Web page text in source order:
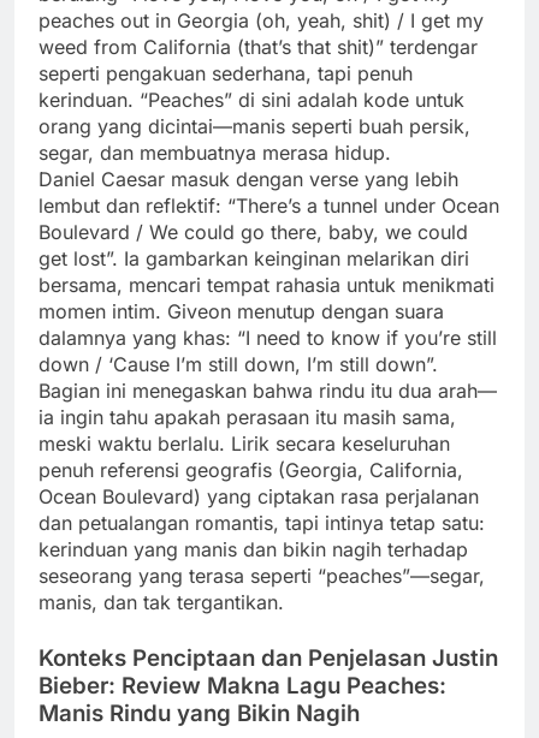
peaches out in Georgia (oh, yeah, shit) / I get my
weed from California (that’s that shit)” terdengar
seperti pengakuan sederhana, tapi penuh
kerinduan. “Peaches” di sini adalah kode untuk
orang yang dicintai—manis seperti buah persik,
segar, dan membuatnya merasa hidup.
Daniel Caesar masuk dengan verse yang lebih
lembut dan reflektif: “There’s a tunnel under Ocean
Boulevard / We could go there, baby, we could
get lost”. Ia gambarkan keinginan melarikan diri
bersama, mencari tempat rahasia untuk menikmati
momen intim. Giveon menutup dengan suara
dalamnya yang khas: “I need to know if you’re still
down / ‘Cause I’m still down, I’m still down”.
Bagian ini menegaskan bahwa rindu itu dua arah—
ia ingin tahu apakah perasaan itu masih sama,
meski waktu berlalu. Lirik secara keseluruhan
penuh referensi geografis (Georgia, California,
Ocean Boulevard) yang ciptakan rasa perjalanan
dan petualangan romantis, tapi intinya tetap satu:
kerinduan yang manis dan bikin nagih terhadap
seseorang yang terasa seperti “peaches”—segar,
manis, dan tak tergantikan.
Konteks Penciptaan dan Penjelasan Justin
Bieber: Review Makna Lagu Peaches:
Manis Rindu yang Bikin Nagih